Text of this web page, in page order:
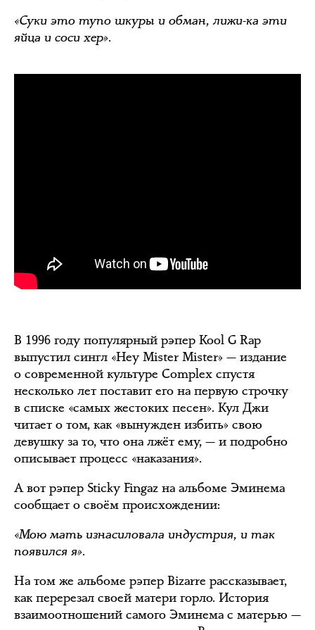
«Суки это тупо шкуры и обман, лижи-ка эти
яйца и соси хер».
В 1996 году популярный рэпер Kool G Rap
выпустил сингл «Hey Mister Mister» — издание
о современной культуре Complex спустя
несколько лет поставит его на первую строчку
в списке «самых жестоких песен». Кул Джи
читает о том, как «вынужден избить» свою
девушку за то, что она лжёт ему, — и подробно
описывает процесс «наказания».
А вот рэпер Sticky Fingaz на альбоме Эминема
сообщает о своём происхождении:
«Мою мать изнасиловала индустрия, и так
появился я».
На том же альбоме рэпер Bizarre рассказывает,
как перерезал своей матери горло. История
взаимоотношений самого Эминема с матерью —